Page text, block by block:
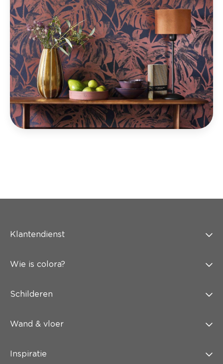
Klantendienst
Wie is colora?
Schilderen
Wand & vloer
Inspiratie